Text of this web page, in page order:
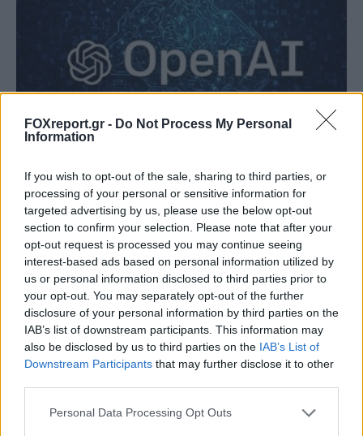
FOXreport.gr - Do Not Process My Personal
Information
If you wish to opt-out of the sale, sharing to third parties, or
processing of your personal or sensitive information for
targeted advertising by us, please use the below opt-out
section to confirm your selection. Please note that after your
opt-out request is processed you may continue seeing
interest-based ads based on personal information utilized by
us or personal information disclosed to third parties prior to
your opt-out. You may separately opt-out of the further
disclosure of your personal information by third parties on the
IAB’s list of downstream participants. This information may
also be disclosed by us to third parties on the IAB’s List of
Downstream Participants that may further disclose it to other
Personal Data Processing Opt Outs
Η OpenAI βάζει φρένο σε νέο μοντέλο
λόγω ισχυρών δυνατοτήτων
κυβερνοασφάλειας
ΤΕΧΝΟΛΟΓΊΑ 13:00, 09/08/2026